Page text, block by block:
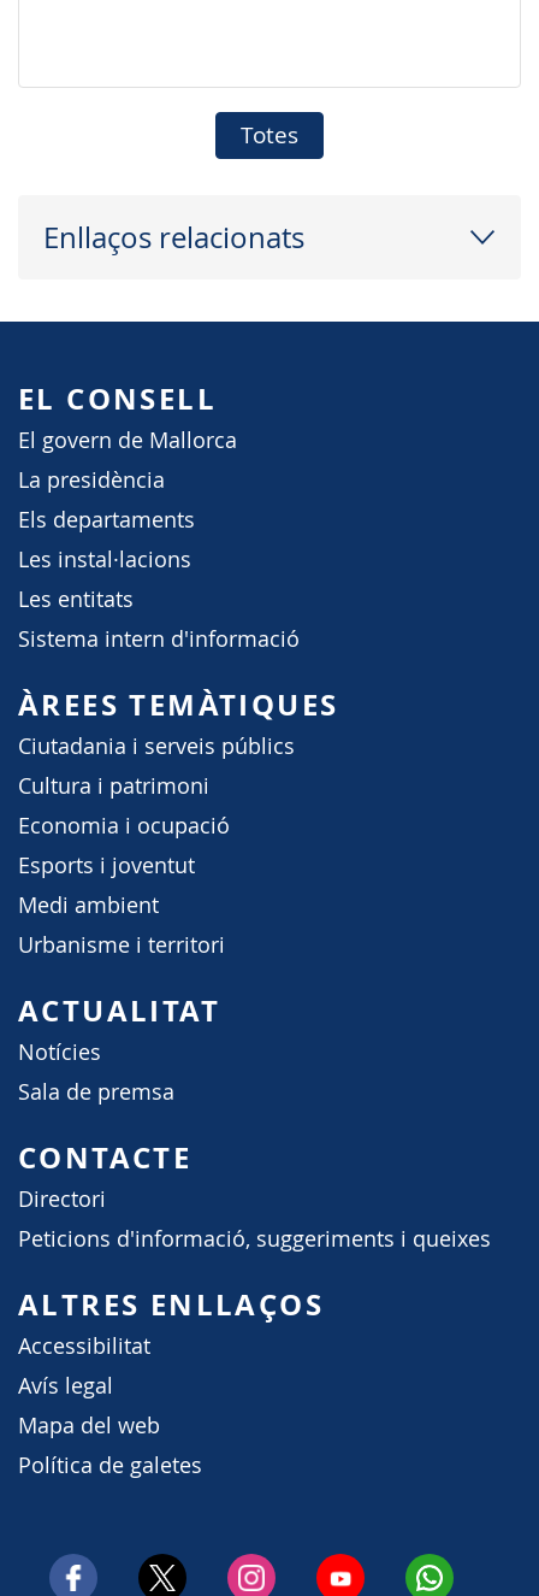
Totes
Enllaços relacionats
EL CONSELL
El govern de Mallorca
La presidència
Els departaments
Les instal·lacions
Les entitats
Sistema intern d'informació
ÀREES TEMÀTIQUES
Ciutadania i serveis públics
Cultura i patrimoni
Economia i ocupació
Esports i joventut
Medi ambient
Urbanisme i territori
ACTUALITAT
Notícies
Sala de premsa
CONTACTE
Directori
Peticions d'informació, suggeriments i queixes
ALTRES ENLLAÇOS
Accessibilitat
Avís legal
Mapa del web
Política de galetes